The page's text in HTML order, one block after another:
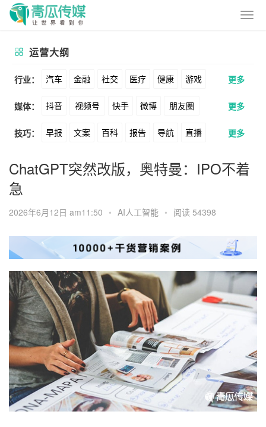
运营大纲
行业： 汽车 金融 社交 医疗 健康 游戏
动漫 美妆 美食 家装 教育 婚纱
酒旅 母婴 宠物 文娱 跨境 科技
广告 元宇宙 房地产
更多
媒体： 抖音 视频号 快手 微博 朋友圈
公众号 B站 小红书 头条 知乎
Soul 360 百度 搜狗 爱奇艺 美柚
Tiktok Yahoo Bing
更多
技巧： 早报 文案 百科 报告 导航 直播
卖货 脚本 话术 电商 私域 社群
数据 拉新 活动 用户 游戏 海外
元宇宙 跨境 青瓜通
更多
ChatGPT突然改版，奥特曼：IPO不着
急
2026年6月12日 am11:50 • AI人工智能 • 阅读 54398